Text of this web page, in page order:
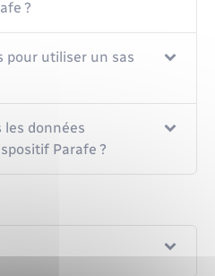
?
pour utiliser un sas
données
Parafe ?